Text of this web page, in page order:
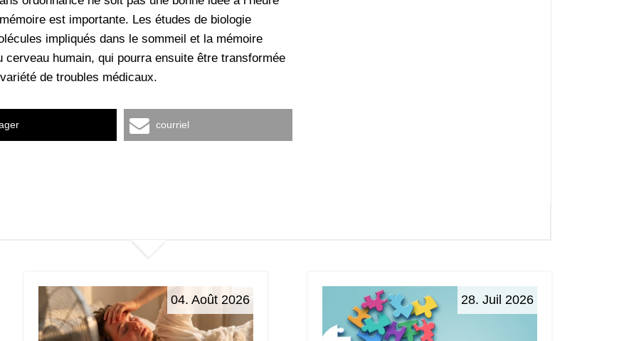
est importante. Les études de biologie
impliqués dans le sommeil et la mémoire
humain, qui pourra ensuite être transformée
de troubles médicaux.
courriel
04. Août 2026 28. Juil 2026